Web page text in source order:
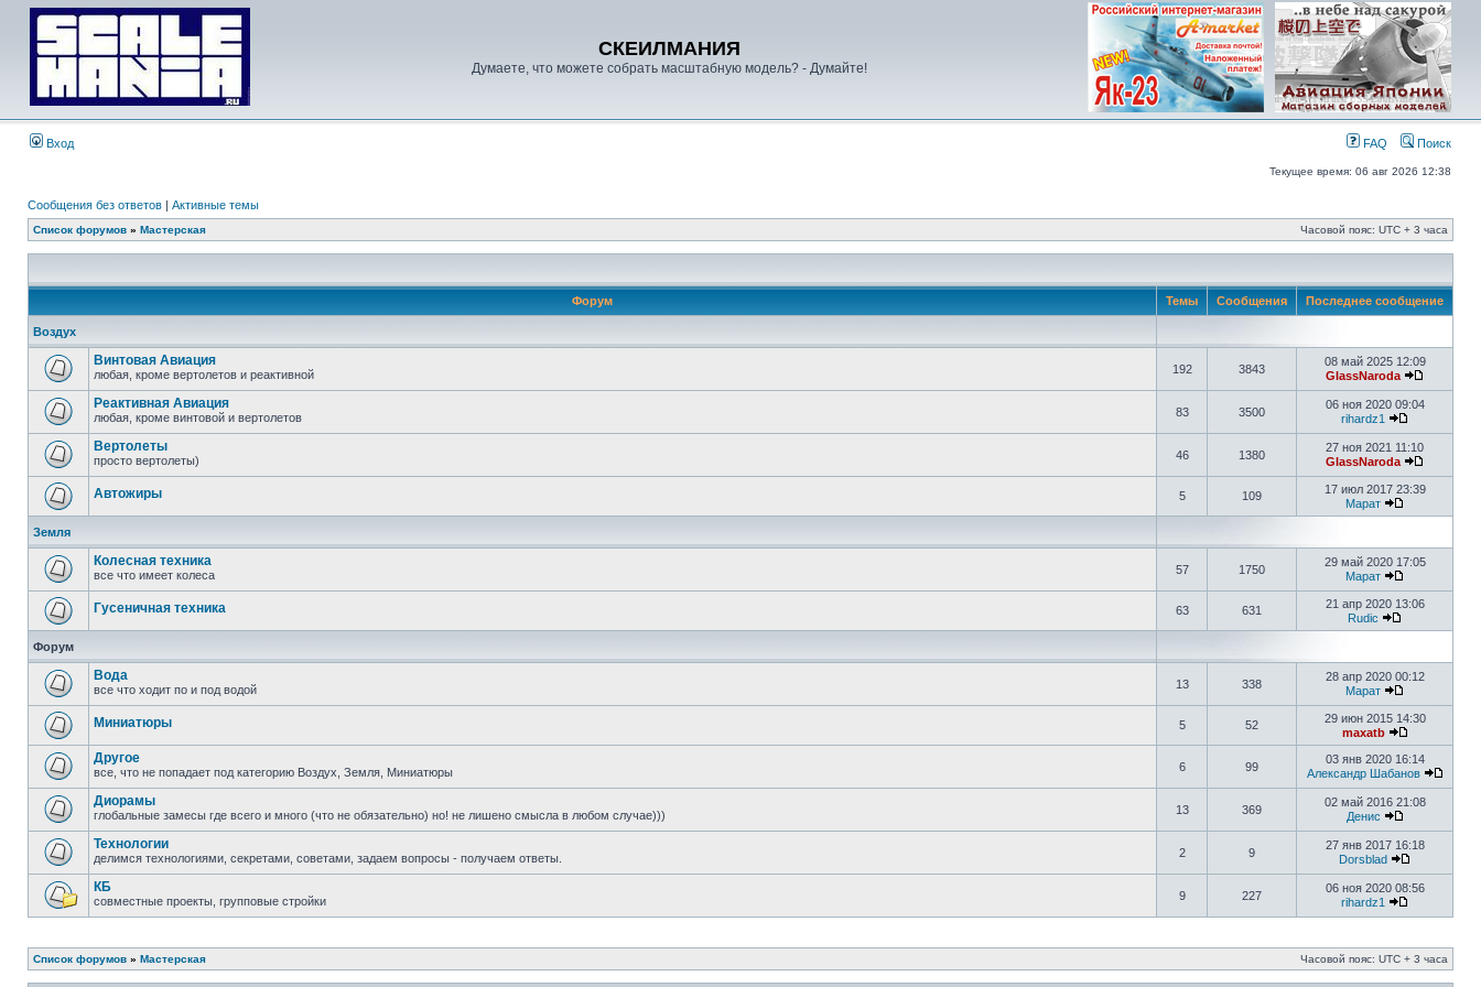
СКЕИЛМАНИЯ
Думаете, что можете собрать масштабную модель? - Думайте!
Вход FAQ Поиск
Текущее время: 06 авг 2026 12:38
Сообщения без ответов | Активные темы
Список форумов » Мастерская Часовой пояс: UTC + 3 часа
Форум Темы Сообщения Последнее сообщение
Воздух
Винтовая Авиация
любая, кроме вертолетов и реактивной 192 3843
08 май 2025 12:09
GlassNaroda
Реактивная Авиация
любая, кроме винтовой и вертолетов 83 3500
06 ноя 2020 09:04
rihardz1
Вертолеты
просто вертолеты) 46 1380
27 ноя 2021 11:10
GlassNaroda
Автожиры 5 109
17 июл 2017 23:39
Марат
Земля
Колесная техника
все что имеет колеса 57 1750
29 май 2020 17:05
Марат
Гусеничная техника 63 631
21 апр 2020 13:06
Rudic
Форум
Вода
все что ходит по и под водой 13 338
28 апр 2020 00:12
Марат
Миниатюры 5 52
29 июн 2015 14:30
maxatb
Другое
все, что не попадает под категорию Воздух, Земля, Миниатюры 6 99
03 янв 2020 16:14
Александр Шабанов
Диорамы
глобальные замесы где всего и много (что не обязательно) но! не лишено смысла в любом случае))) 13 369
02 май 2016 21:08
Денис
Технологии
делимся технологиями, секретами, советами, задаем вопросы - получаем ответы. 2 9
27 янв 2017 16:18
Dorsblad
КБ
совместные проекты, групповые стройки 9 227
06 ноя 2020 08:56
rihardz1
Список форумов » Мастерская Часовой пояс: UTC + 3 часа